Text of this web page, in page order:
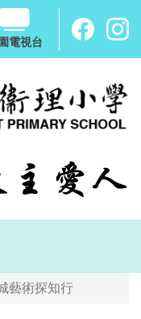
電視台
藝術探知行